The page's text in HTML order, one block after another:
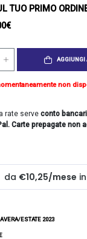
TUO PRIMO
AGGIUNGI
non
rate serveconto
Carte prepagate non
ESTATE 2023